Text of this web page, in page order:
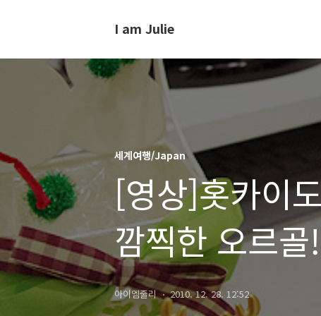
I am Julie
세계여행/Japan
[영상]홋카이
깜찍한 오르
(펜탁스 k-r 영
아이엠줄리 2010. 12. 28. 12:52